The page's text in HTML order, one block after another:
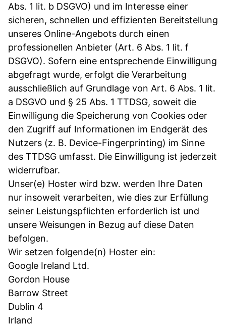
Abs. 1 lit. b DSGVO) und im Interesse einer
sicheren, schnellen und effizienten Bereitstellung
unseres Online-Angebots durch einen
professionellen Anbieter (Art. 6 Abs. 1 lit. f
DSGVO). Sofern eine entsprechende Einwilligung
abgefragt wurde, erfolgt die Verarbeitung
ausschließlich auf Grundlage von Art. 6 Abs. 1 lit.
a DSGVO und § 25 Abs. 1 TTDSG, soweit die
Einwilligung die Speicherung von Cookies oder
den Zugriff auf Informationen im Endgerät des
Nutzers (z. B. Device-Fingerprinting) im Sinne
des TTDSG umfasst. Die Einwilligung ist jederzeit
widerrufbar.
Unser(e) Hoster wird bzw. werden Ihre Daten
nur insoweit verarbeiten, wie dies zur Erfüllung
seiner Leistungspflichten erforderlich ist und
unsere Weisungen in Bezug auf diese Daten
befolgen.
Wir setzen folgende(n) Hoster ein:
Google Ireland Ltd.
Gordon House
Barrow Street
Dublin 4
Irland